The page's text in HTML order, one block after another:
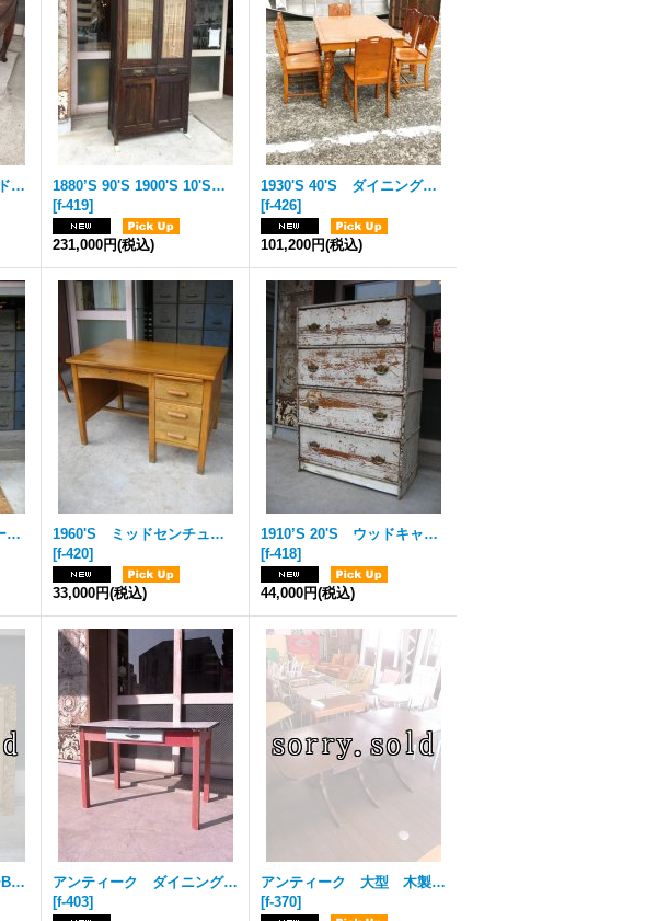
1910'S 20'S 30'S ウッドデスク 机 ダイニングテーブル ウッド ガラスプル 大型ガラス取手 シャビーシック アンティーク ビンテージ
1880’S 90'S 1900'S 10'S カップボード ウッドキャビネット 水屋 食器棚 上3段 下2段 2列ドロワー シャビーシック トップオーナメント 装飾 アーリーセンチュリー 19世紀 20世紀 ウッド アンティーク ビンテージ
[f-419]
231,000円(税込)
1930'S 40'S ダイニングテーブル フルセット キッチンテーブル ウエスタン カントリー go west サンタフェ チェア 椅子 ６脚セット カーリー ピンストライプ 花柄 ウッド アンティーク ビンテージ
[f-426]
101,200円(税込)
1970'S 80'S カップボード アメリカ ウエストコースト カントリー ウッドキャビネット 水屋 食器棚 上2段 下2段 2列ドロワー ウッド ワイヤーメッシュ ポーセリンノブ 陶器のつまみ アンティーク ビンテージ
1960'S ミッドセンチュリー ウッドデスク soho オフィスデスク 机 テーブル ウッド アンティーク ビンテージ
[f-420]
33,000円(税込)
1910’S 20'S ウッドキャビネット Cracker Jack アドバタイシング ホームメイド 4段 シャビーシック ウッド アンティーク ビンテージ
[f-418]
44,000円(税込)
ビクトリアン シャドーBOX 陳列棚 壁掛け ウッド 装飾 ゴールド アンティーク ビンテージ
アンティーク ダイニングテーブル デスク ウッドレッグ ホーロー天板 シャビー レッド 店舗用什器など ビンテージ
[f-403]
アンティーク 大型 木製テーブル ダイニングテーブル バタフライテーブル キッチンテーブル CRADDOCK DEPENDABLE FURNITURE ビンテージ その1
[f-370]